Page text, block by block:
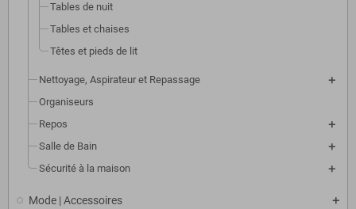
Tables de nuit
Tables et chaises
Têtes et pieds de lit
Nettoyage, Aspirateur et Repassage
Organiseurs
Repos
Salle de Bain
Sécurité à la maison
Mode | Accessoires